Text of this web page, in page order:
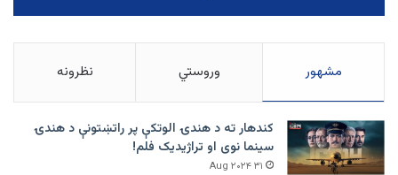
مشهور وروستي نظرونه
کندهار ته د هندۍ الوتکې پر راتښتونې د هندۍ
سینما نوی او تراژيديک فلم!
۳۱ Aug ۲۰۲۴